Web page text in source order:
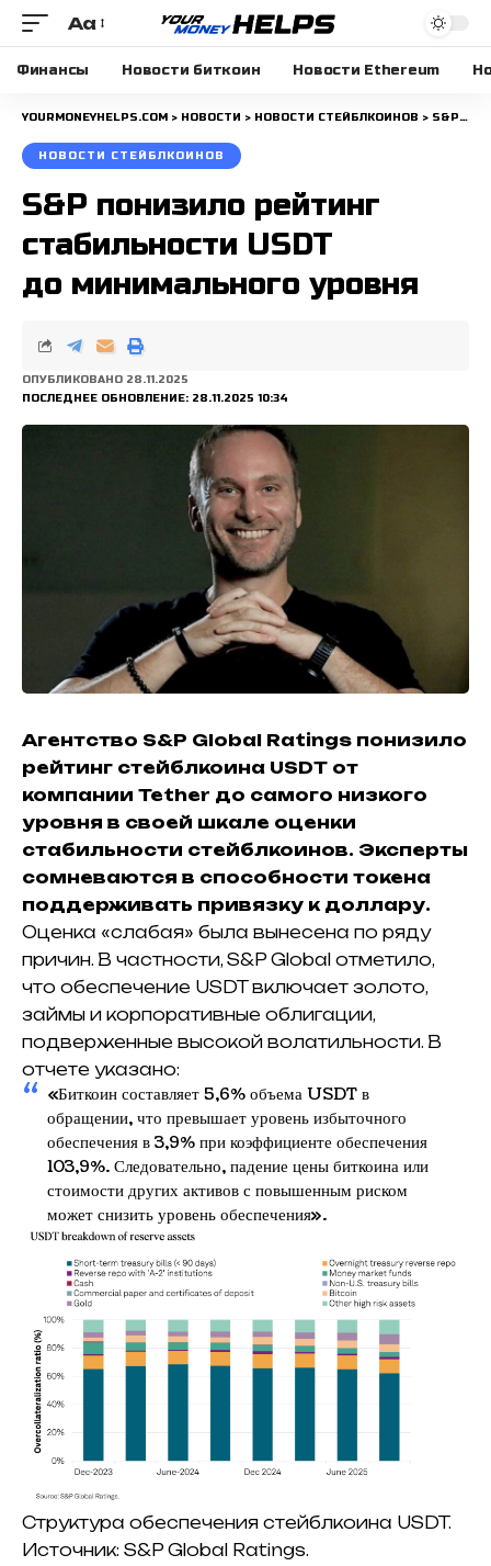
Размера
шрифта
Aa
Финансы Новости биткоин Новости Ethereum
YOURMONEYHELPS.COM > НОВОСТИ > НОВОСТИ СТЕЙБЛКОИНОВ > S&P ПОНИЗИЛО РЕЙТИНГ СТАБИЛЬНОСТИ USDT ДО МИНИМАЛЬНОГО УРОВНЯ
НОВОСТИ СТЕЙБЛКОИНОВ
S&P понизило рейтинг
стабильности USDT
до минимального уровня
ПОСЛЕДНЕЕ ОБНОВЛЕНИЕ: 28.11.2025 10:34
ОПУБЛИКОВАНО 28.11.2025
Агентство S&P Global Ratings понизило
рейтинг стейблкоина USDT от
компании Tether до самого низкого
уровня в своей шкале оценки
стабильности стейблкоинов. Эксперты
сомневаются в способности токена
поддерживать привязку к доллару.
Оценка «слабая» была вынесена по ряду
причин. В частности, S&P Global отметило,
что обеспечение USDT включает золото,
займы и корпоративные облигации,
подверженные высокой волатильности. В
отчете указано:
«Биткоин составляет 5,6% объема USDT в
обращении, что превышает уровень избыточного
обеспечения в 3,9% при коэффициенте обеспечения
103,9%. Следовательно, падение цены биткоина или
стоимости других активов с повышенным риском
может снизить уровень обеспечения».
Структура обеспечения стейблкоина USDT.
Источник: S&P Global Ratings.